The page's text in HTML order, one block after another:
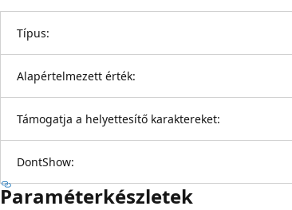
Típus:
Alapértelmezett érték:
Támogatja a helyettesítő karaktereket:
DontShow:
Paraméterkészletek